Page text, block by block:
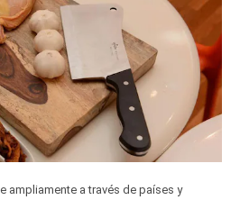
ampliamente a través de países y